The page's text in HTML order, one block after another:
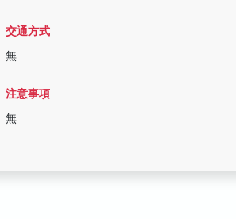
交通方式
無
注意事項
無